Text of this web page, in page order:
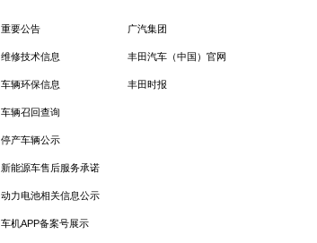
重要公告
维修技术信息
车辆环保信息
车辆召回查询
停产车辆公示
新能源车售后服务承诺
动力电池相关信息公示
车机APP备案号展示
广汽集团
丰田汽车（中国）官网
丰田时报